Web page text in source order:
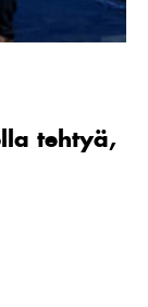
tehtyä,